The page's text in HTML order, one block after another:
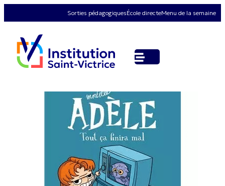
Sorties pédagogiquesÉcole directeMenu de la semaine